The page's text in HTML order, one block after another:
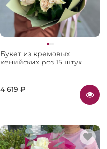
Букет из кремовых
кенийских роз 15 штук
4 619 ₽